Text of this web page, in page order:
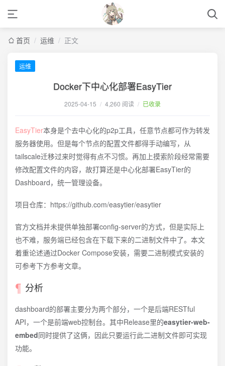
首页 / 运维 / 正文
运维
Docker下中心化部署EasyTier
2025-04-15 / 4,260 阅读 / 已收录
EasyTier本身是个去中心化的p2p工具，任意节点都可作为转发
服务器使用。但是每个节点的配置文件都得手动编写，从
tailscale迁移过来时觉得有点不习惯。再加上摸索阶段经常需要
修改配置文件的内容，故打算还是中心化部署EasyTier的
Dashboard，统一管理设备。
项目仓库：https://github.com/easytier/easytier
官方文档并未提供单独部署config-server的方式，但是实际上
也不难，服务端已经包含在下载下来的二进制文件中了。本文
着重论述通过Docker Compose安装，需要二进制模式安装的
可参考下方参考文章。
分析
dashboard的部署主要分为两个部分，一个是后端RESTful
API，一个是前端web控制台。其中Release里的easytier-web-
embed同时提供了这俩，因此只要运行此二进制文件即可实现
功能。